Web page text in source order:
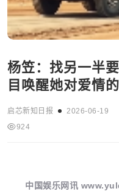
杨笠：找另一半
目唤醒她对爱情的
启芯新知日报
2026-06-19
924
中国娱乐网讯